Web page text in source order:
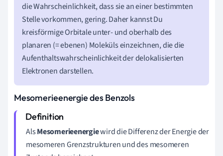
die Wahrscheinlichkeit, dass sie an einer bestimmten
Stelle vorkommen, gering. Daher kannst Du
kreisförmige Orbitale unter- und oberhalb des
planaren (= ebenen) Moleküls einzeichnen, die die
Aufenthaltswahrscheinlichkeit der delokalisierten
Elektronen darstellen.
Mesomerieenergie des Benzols
AlsMesomerieenergiewird die Differenz der Energie der
mesomeren Grenzstrukturen und des mesomeren